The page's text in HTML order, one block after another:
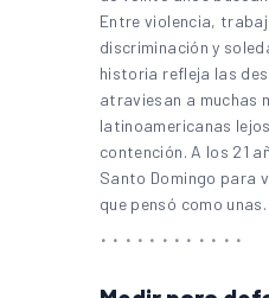
Entre violencia,
discriminación y
historia refleja las
atraviesan a muchas
latinoamericanas
contención. A los 21
Santo Domingo para
que pensó como